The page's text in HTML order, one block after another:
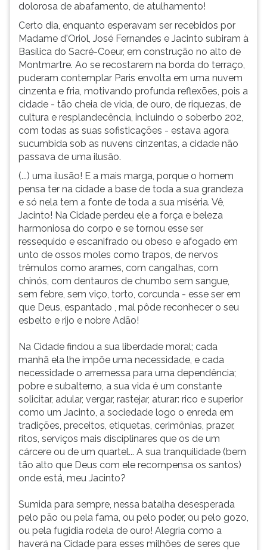
dolorosa de abafamento, de atulhamento!
Certo dia, enquanto esperavam ser recebidos por
Madame d'Oriol, José Fernandes e Jacinto subiram à
Basílica do Sacré-Coeur, em construção no alto de
Montmartre. Ao se recostarem na borda do terraço,
puderam contemplar Paris envolta em uma nuvem
cinzenta e fria, motivando profunda reflexões, pois a
cidade - tão cheia de vida, de ouro, de riquezas, de
cultura e resplandecência, incluindo o soberbo 202,
com todas as suas sofisticações - estava agora
sucumbida sob as nuvens cinzentas, a cidade não
passava de uma ilusão.
(...) uma ilusão! E a mais marga, porque o homem
pensa ter na cidade a base de toda a sua grandeza
e só nela tem a fonte de toda a sua miséria. Vê,
Jacinto! Na Cidade perdeu ele a força e beleza
harmoniosa do corpo e se tornou esse ser
ressequido e escanifrado ou obeso e afogado em
unto de ossos moles como trapos, de nervos
trêmulos como arames, com cangalhas, com
chinós, com dentauros de chumbo sem sangue,
sem febre, sem viço, torto, corcunda - esse ser em
que Deus, espantado , mal pôde reconhecer o seu
esbelto e rijo e nobre Adão!
Na Cidade findou a sua liberdade moral; cada
manhã ela lhe impõe uma necessidade, e cada
necessidade o arremessa para uma dependência;
pobre e subalterno, a sua vida é um constante
solicitar, adular, vergar, rastejar, aturar: rico e superior
como um Jacinto, a sociedade logo o enreda em
tradições, preceitos, etiquetas, cerimônias, prazer,
ritos, serviços mais disciplinares que os de um
cárcere ou de um quartel... A sua tranquilidade (bem
tão alto que Deus com ele recompensa os santos)
onde está, meu Jacinto?
Sumida para sempre, nessa batalha desesperada
pelo pão ou pela fama, ou pelo poder, ou pelo gozo,
ou pela fugidia rodela de ouro! Alegria como a
haverá na Cidade para esses milhões de seres que